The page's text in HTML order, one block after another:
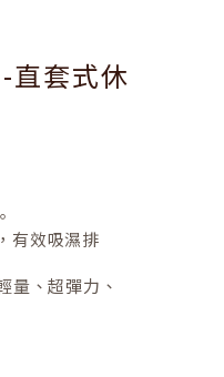
直套式休
有效吸濕排
量、超彈力、